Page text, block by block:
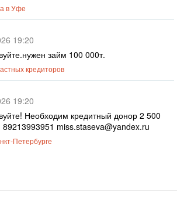
в Уфе
19:20
займ 100 000т.
кредиторов
19:20
Необходим кредитный донор 2 500
89213993951 miss.staseva@yandex.ru
Петербурге